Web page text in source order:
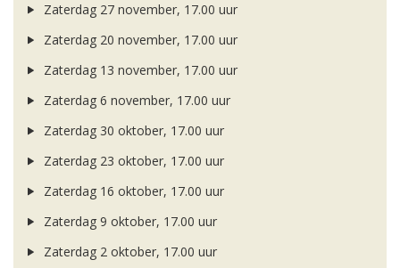
Zaterdag 27 november, 17.00 uur
Zaterdag 20 november, 17.00 uur
Zaterdag 13 november, 17.00 uur
Zaterdag 6 november, 17.00 uur
Zaterdag 30 oktober, 17.00 uur
Zaterdag 23 oktober, 17.00 uur
Zaterdag 16 oktober, 17.00 uur
Zaterdag 9 oktober, 17.00 uur
Zaterdag 2 oktober, 17.00 uur